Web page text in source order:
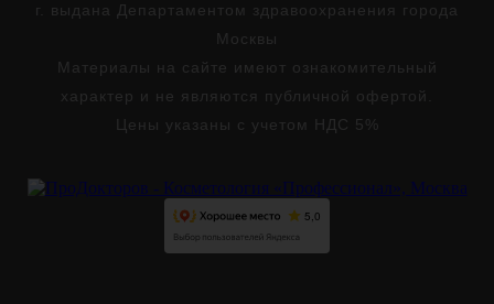
г. выдана Департаментом здравоохранения города
Москвы
Материалы на сайте имеют ознакомительный
характер и не являются публичной офертой.
Цены указаны с учетом НДС 5%